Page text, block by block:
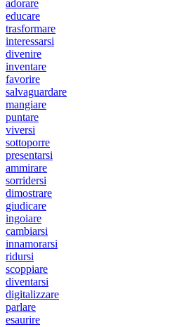
adorare
educare
trasformare
interessarsi
divenire
inventare
favorire
salvaguardare
mangiare
puntare
viversi
sottoporre
presentarsi
ammirare
sorridersi
dimostrare
giudicare
ingoiare
cambiarsi
innamorarsi
ridursi
scoppiare
diventarsi
digitalizzare
parlare
esaurire